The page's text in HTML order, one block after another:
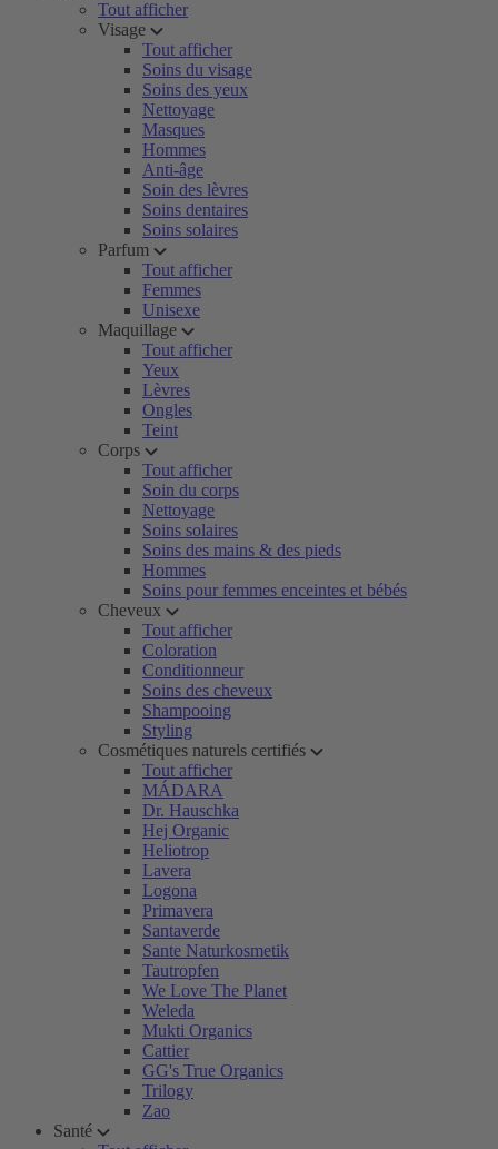
Tout afficher
Visage
Tout afficher
Soins du visage
Soins des yeux
Nettoyage
Masques
Hommes
Anti-âge
Soin des lèvres
Soins dentaires
Soins solaires
Parfum
Tout afficher
Femmes
Unisexe
Maquillage
Tout afficher
Yeux
Lèvres
Ongles
Teint
Corps
Tout afficher
Soin du corps
Nettoyage
Soins solaires
Soins des mains & des pieds
Hommes
Soins pour femmes enceintes et bébés
Cheveux
Tout afficher
Coloration
Conditionneur
Soins des cheveux
Shampooing
Styling
Cosmétiques naturels certifiés
Tout afficher
MÁDARA
Dr. Hauschka
Hej Organic
Heliotrop
Lavera
Logona
Primavera
Santaverde
Sante Naturkosmetik
Tautropfen
We Love The Planet
Weleda
Mukti Organics
Cattier
GG's True Organics
Trilogy
Zao
Santé